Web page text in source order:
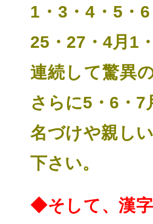
1・3・4・5・
25・27・4月1
連続して驚異
さらに5・6・7
名づけや親し
下さい。
◆そして、漢